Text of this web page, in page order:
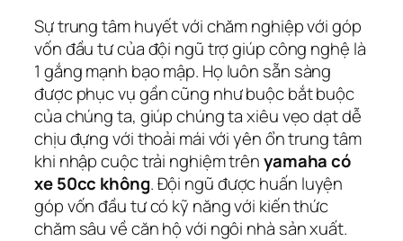
Sự trung tâm huyết với chăm nghiệp với góp
vốn đầu tư của đội ngũ trợ giúp công nghệ là
1 gắng mạnh bạo mập. Họ luôn sẵn sàng
được phục vụ gần cũng như buộc bắt buộc
của chúng ta, giúp chúng ta xiêu vẹo dạt dễ
chịu đựng với thoải mái với yên ổn trung tâm
khi nhập cuộc trải nghiệm trênyamaha có
xe 50cc không. Đội ngũ được huấn luyện
góp vốn đầu tư có kỹ năng với kiến thức
chăm sâu về căn hộ với ngôi nhà sản xuất.